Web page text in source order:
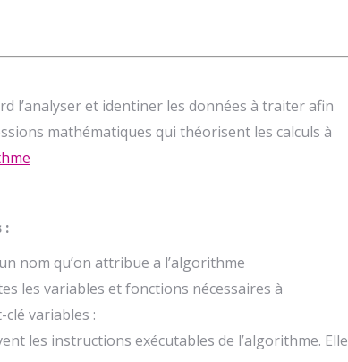
l’analyser et identiner les données à traiter afin
mathématiques qui théorisent les calculs à
:
nom qu’on attribue a l’algorithme
les variables et fonctions nécessaires à
clé variables :
les instructions exécutables de l’algorithme. Elle